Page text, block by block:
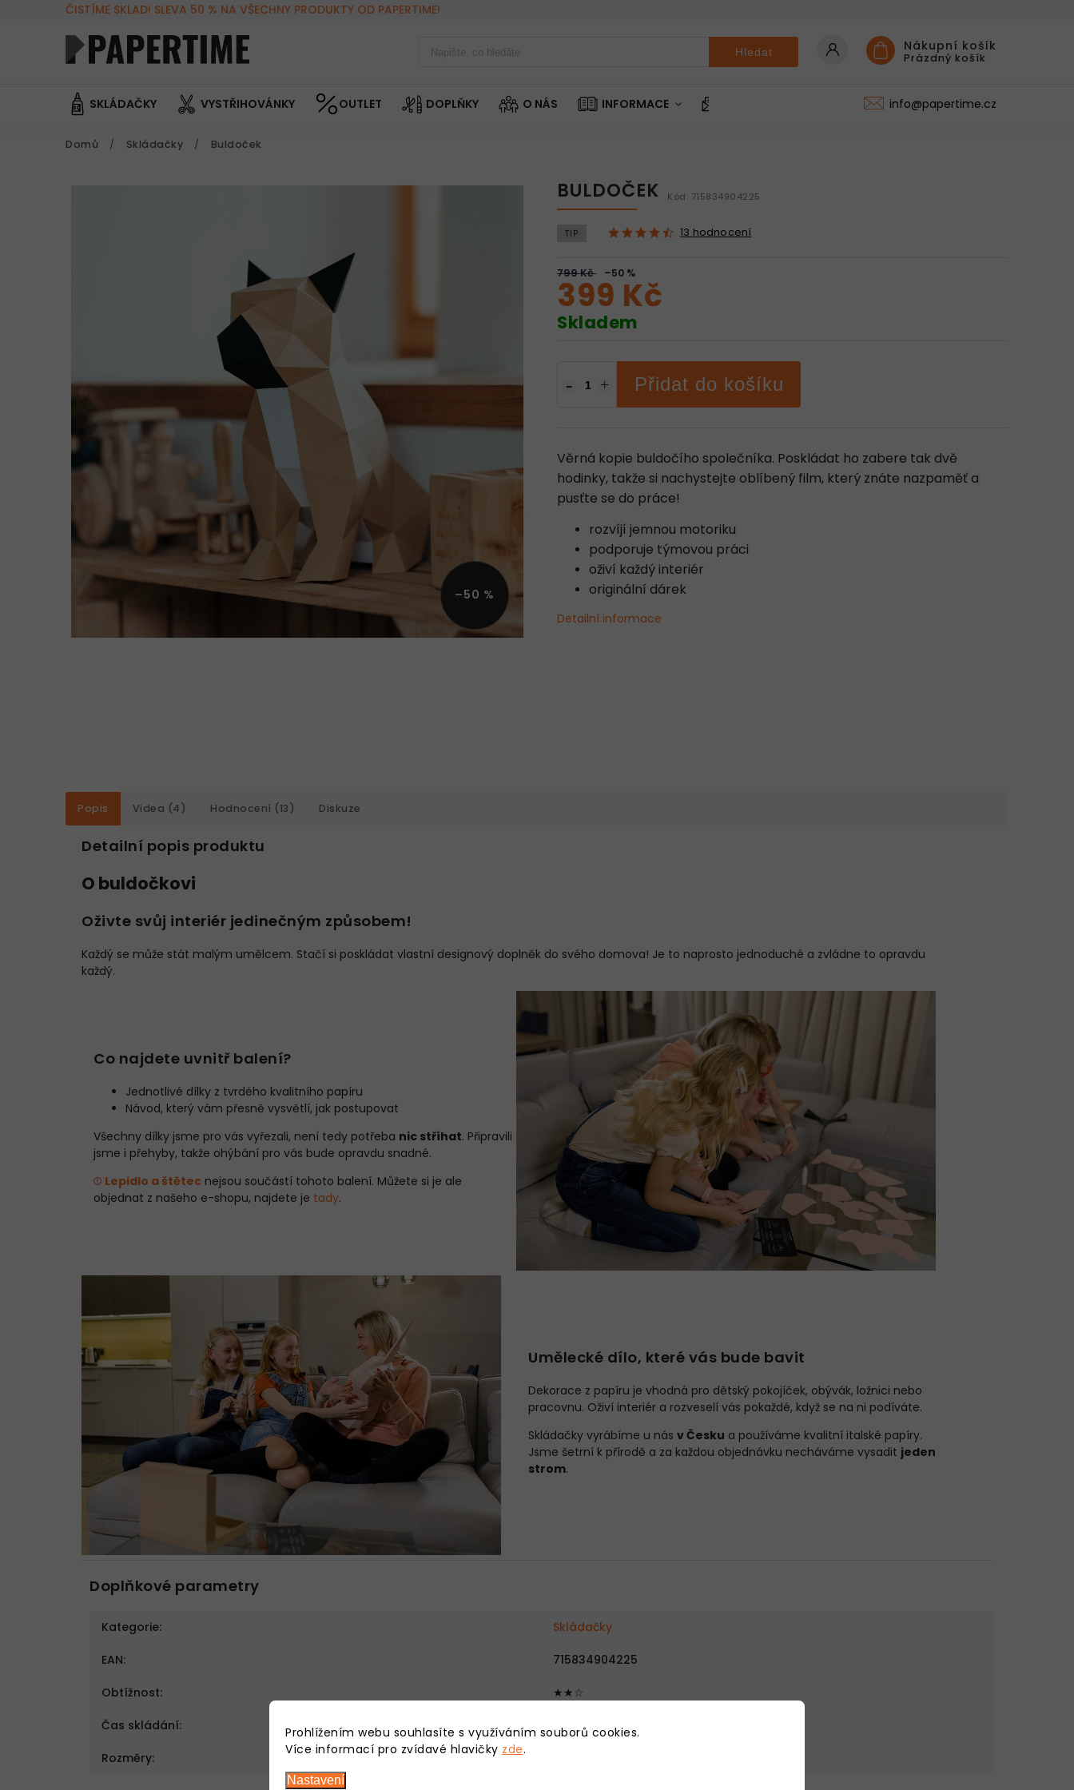
Prohlížením webu souhlasíte s využíváním souborů cookies.
Více informací pro zvídavé hlavičky zde.
Nastavení
ČISTÍME SKLAD! SLEVA 50 % NA VŠECHNY PRODUKTY OD PAPERTIME!
Hledat Nákupní košík
Prázdný košík
SKLÁDAČKY VYSTŘIHOVÁNKY OUTLET DOPLŇKY O NÁS INFORMACE info@papertime.cz
Domů / Skládačky / Buldoček
–50 %
BULDOČEK Kód: 715834904225
TIP 13 hodnocení
799 Kč –50 %
399 Kč
Skladem
Přidat do košíku
Věrná kopie buldočího společníka. Poskládat ho zabere tak dvě
hodinky, takže si nachystejte oblíbený film, který znáte nazpaměť a
pusťte se do práce!
rozvíjí jemnou motoriku
podporuje týmovou práci
oživí každý interiér
originální dárek
Detailní informace
Popis Videa (4) Hodnocení (13) Diskuze
Detailní popis produktu
O buldočkovi
Oživte svůj interiér jedinečným způsobem!
Každý se může stát malým umělcem. Stačí si poskládat vlastní designový doplněk do svého domova! Je to naprosto jednoduché a zvládne to opravdu
každý.
Co najdete uvnitř balení?
Jednotlivé dílky z tvrdého kvalitního papíru
Návod, který vám přesně vysvětlí, jak postupovat
Všechny dílky jsme pro vás vyřezali, není tedy potřeba nic stříhat. Připravili
jsme i přehyby, takže ohýbání pro vás bude opravdu snadné.
Lepidlo a štětec nejsou součástí tohoto balení. Můžete si je ale
objednat z našeho e-shopu, najdete je tady.
Umělecké dílo, které vás bude bavit
Dekorace z papíru je vhodná pro dětský pokojíček, obývák, ložnici nebo
pracovnu. Oživí interiér a rozveselí vás pokaždé, když se na ni podíváte.
Skládačky vyrábíme u nás v Česku a používáme kvalitní italské papíry.
Jsme šetrní k přírodě a za každou objednávku necháváme vysadit jeden
strom.
Doplňkové parametry
Kategorie: Skládačky
EAN: 715834904225
Obtížnost: ★★☆
Čas skládání: 2 hodiny
Rozměry: